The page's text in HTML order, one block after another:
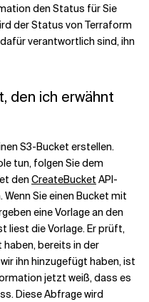
den Status für Sie
der Status von Terraform
verantwortlich sind, ihn
den ich erwähnt
S3-Bucket erstellen.
tun, folgen Sie dem
den CreateBucket API-
Sie einen Bucket mit
eine Vorlage an den
liest die Vorlage. Er prüft,
bereits in der
ihn hinzugefügt haben, ist
jetzt weiß, dass es
Diese Abfrage wird